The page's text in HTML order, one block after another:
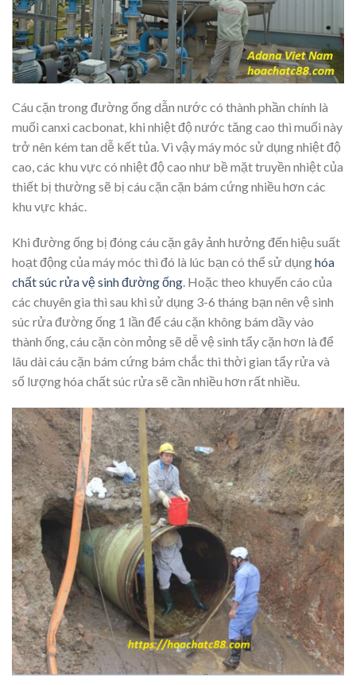
Cáu cặn trong đường ống dẫn nước có thành phần chính là
muối canxi cacbonat, khi nhiệt độ nước tăng cao thì muối này
trở nên kém tan dễ kết tủa. Vì vậy máy móc sử dụng nhiệt độ
cao, các khu vực có nhiệt độ cao như bề mặt truyền nhiệt của
thiết bị thường sẽ bị cáu cặn cặn bám cứng nhiều hơn các
khu vực khác.
Khi đường ống bị đóng cáu cặn gây ảnh hưởng đến hiệu suất
hoạt động của máy móc thì đó là lúc bạn có thể sử dụnghóa
chấtsúc rửa vệ sinh đường ống. Hoặc theo khuyến cáo của
các chuyên gia thì sau khi sử dụng 3-6 tháng bạn nên vệ sinh
súc rửa đường ống 1 lần để cáu cặn không bám dầy vào
thành ống, cáu cặn còn mỏng sẽ dễ vệ sinh tẩy cặn hơn là để
lâu dài cáu cặn bám cứng bám chắc thì thời gian tẩy rửa và
số lượng hóa chất súc rửa sẽ cần nhiều hơn rất nhiều.